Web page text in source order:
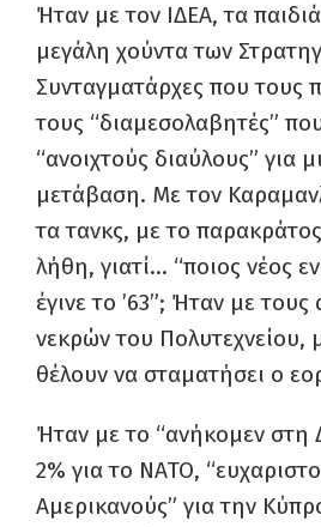
Ήταν με τον ΙΔΕΑ, τα
μεγάλη χούντα των
Συνταγματάρχες που τους
τους “διαμεσολαβητές”
“ανοιχτούς διαύλους” για
μετάβαση. Με τον
τα τανκς, με το
λήθη, γιατί… “ποιος νέος
έγινε το ’63”; Ήταν με
νεκρών του Πολυτεχνείου,
θέλουν να σταματήσει ο
Ήταν με το “ανήκομεν στη
2% για το ΝΑΤΟ,
Αμερικανούς” για την